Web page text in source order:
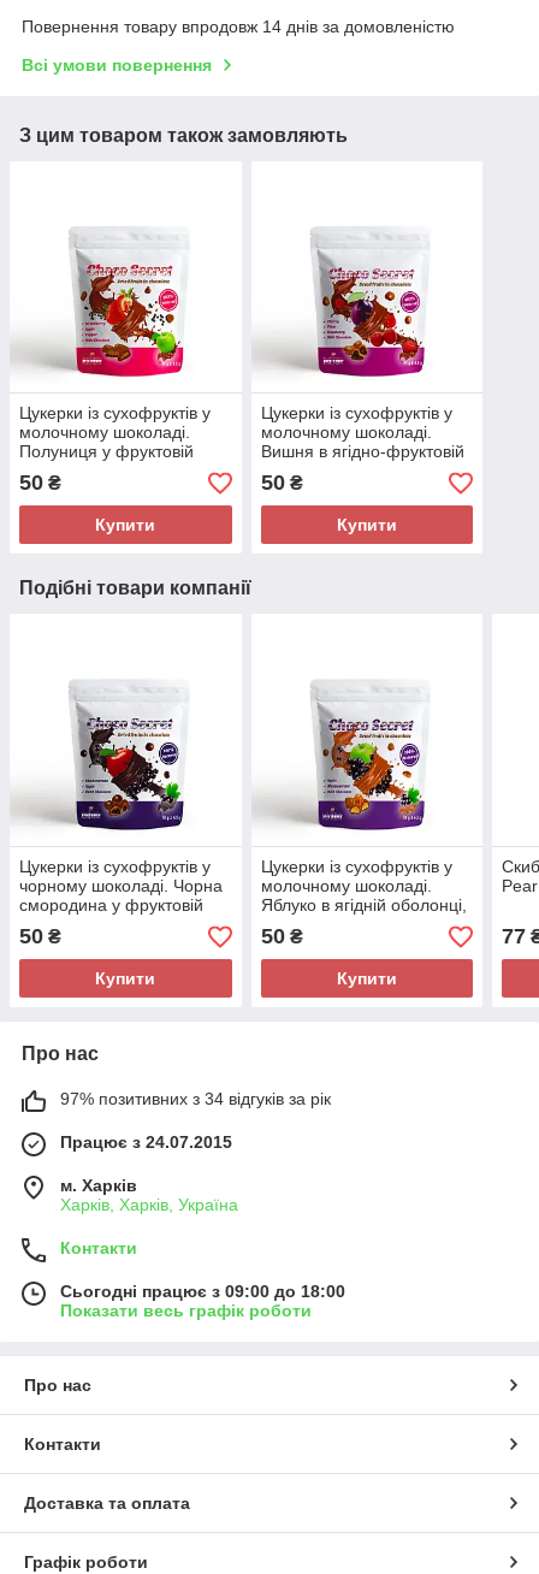
Повернення товару впродовж 14 днів за домовленістю
Всі умови повернення
З цим товаром також замовляють
Цукерки із сухофруктів у
молочному шоколаді.
Полуниця у фруктовій
оболонці з чорним
перцем, 50 г
50 ₴
Купити
Цукерки із сухофруктів у
молочному шоколаді.
Вишня в ягідно-фруктовій
оболонці, 50 г
50₴
Купити
Подібні товари компанії
Цукерки із сухофруктів у
чорному шоколаді. Чорна
смородина у фруктовій
50 ₴
Купити
Цукерки із сухофруктів у
молочному шоколаді.
Яблуко в ягідній оболонці,
50₴
Купити
77
Про нас
97% позитивних з 34 відгуків за рік
Працює з 24.07.2015
м. Харків
Харків, Харків, Україна
Контакти
Сьогодні працює з 09:00 до 18:00
Показати весь графік роботи
Про нас
Контакти
Доставка та оплата
Графік роботи